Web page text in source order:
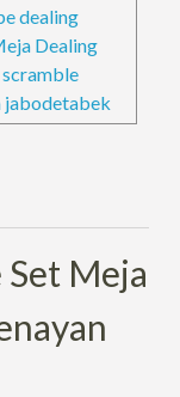
dealing
Dealing
jabodetabek
Set Meja